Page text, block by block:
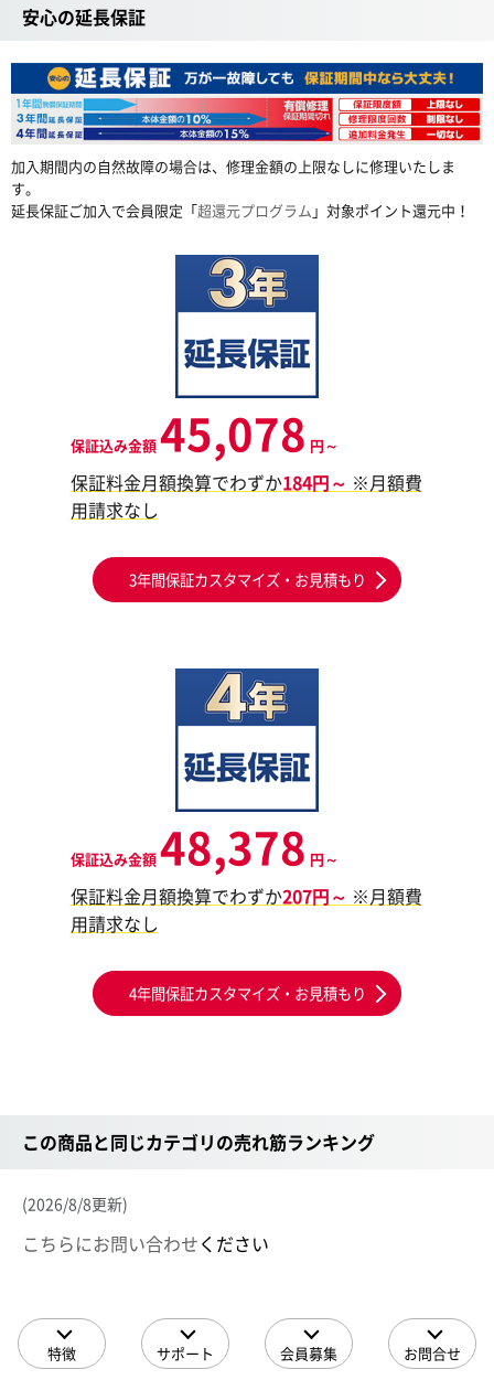
安心の延長保証
加入期間内の自然故障の場合は、修理金額の上限なしに修理いたしま
す。
延長保証ご加入で会員限定「超還元プログラム 」対象ポイント還元中！
保証込み金額45,078 円～
保証料金月額換算でわずか184円～ ※月額費
用請求なし
3年間保証カスタマイズ・お見積もり
保証込み金額48,378 円～
保証料金月額換算でわずか207円～ ※月額費
用請求なし
4年間保証カスタマイズ・お見積もり
この商品と同じカテゴリの売れ筋ランキング
(2026/8/8更新)
こちらにお問い合わせください
特徴 サポート 会員募集 お問合せ